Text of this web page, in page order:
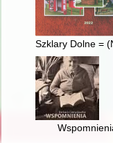
Szklary Dolne =